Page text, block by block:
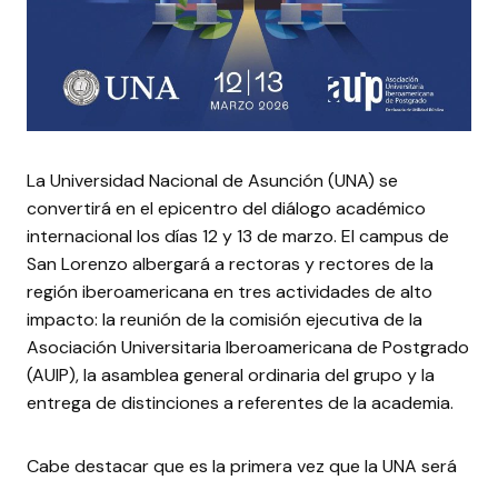
La Universidad Nacional de Asunción (UNA) se
convertirá en el epicentro del diálogo académico
internacional los días 12 y 13 de marzo. El campus de
San Lorenzo albergará a rectoras y rectores de la
región iberoamericana en tres actividades de alto
impacto: la reunión de la comisión ejecutiva de la
Asociación Universitaria Iberoamericana de Postgrado
(AUIP), la asamblea general ordinaria del grupo y la
entrega de distinciones a referentes de la academia.
Cabe destacar que es la primera vez que la UNA será